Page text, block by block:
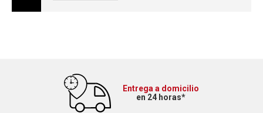
Entrega a domicilio
en 24 horas*